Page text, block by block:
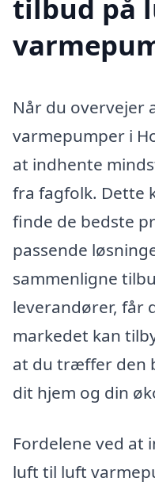
tilbud på
Når du overvejer
varmepumper i
at indhente
fra fagfolk. Dette
finde de bedste
passende
sammenligne
leverandører, får
markedet kan
at du træffer den
dit hjem og din
Fordelene ved at
luft til luft